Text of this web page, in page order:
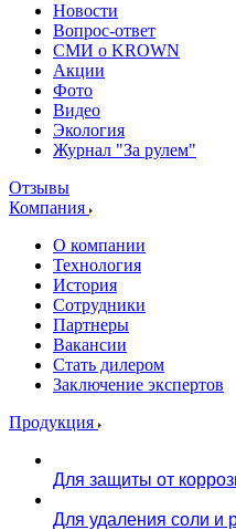
Новости
Вопрос-ответ
СМИ о KROWN
Акции
Фото
Видео
Экология
Журнал "За рулем"
Отзывы
Компания
О компании
Технология
История
Сотрудники
Партнеры
Вакансии
Стать дилером
Заключение экспертов
Продукция
Для защиты от
Для удаления соли и